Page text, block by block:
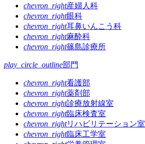
chevron_right産婦人科
chevron_right眼科
chevron_right耳鼻いんこう科
chevron_right麻酔科
chevron_right篠島診療所
play_circle_outline部門
chevron_right看護部
chevron_right薬剤部
chevron_right診療放射線室
chevron_right臨床検査室
chevron_rightリハビリテーション室
chevron_right臨床工学室